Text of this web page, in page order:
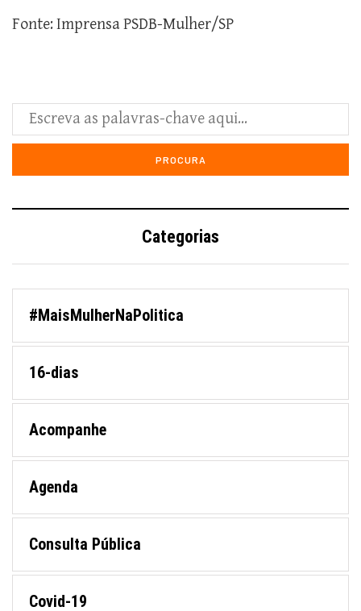
Fonte: Imprensa PSDB-Mulher/SP
Categorias
#MaisMulherNaPolitica
16-dias
Acompanhe
Agenda
Consulta Pública
Covid-19